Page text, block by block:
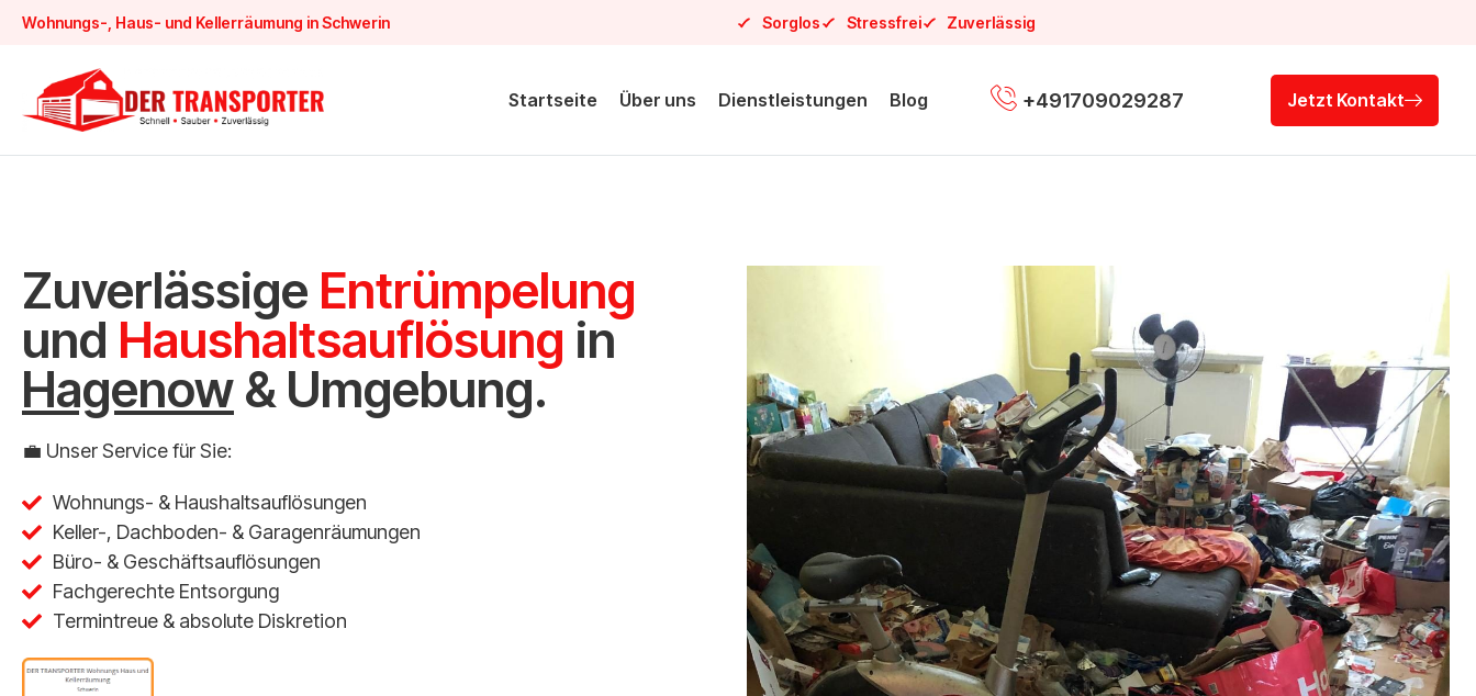
Wohnungs-, Haus- und Kellerräumung in Schwerin Sorglos Stressfrei Zuverlässig
Startseite Über uns Dienstleistungen Blog +491709029287 Jetzt Kontakt
Zuverlässige Entrümpelung
und Haushaltsauflösung in
Hagenow & Umgebung.
💼 Unser Service für Sie:
Wohnungs- & Haushaltsauflösungen
Keller-, Dachboden- & Garagenräumungen
Büro- & Geschäftsauflösungen
Fachgerechte Entsorgung
Termintreue & absolute Diskretion